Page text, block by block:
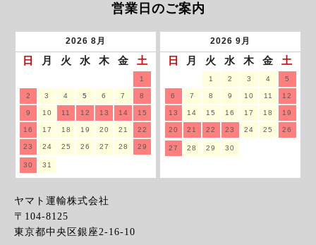
営業日のご案内
2026 8月
日 月 火 水 木 金 土
1
2 3 4 5 6 7 8
9 10 11 12 13 14 15
16 17 18 19 20 21 22
23 24 25 26 27 28 29
30 31
2026 9月
日 月 火 水 木 金 土
1 2 3 4 5
6 7 8 9 10 11 12
13 14 15 16 17 18 19
20 21 22 23 24 25 26
27 28 29 30
ヤマト運輸株式会社
〒104-8125
東京都中央区銀座2-16-10